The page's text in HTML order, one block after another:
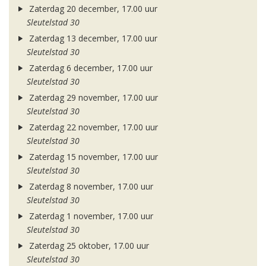
Zaterdag 20 december, 17.00 uur
Sleutelstad 30
Zaterdag 13 december, 17.00 uur
Sleutelstad 30
Zaterdag 6 december, 17.00 uur
Sleutelstad 30
Zaterdag 29 november, 17.00 uur
Sleutelstad 30
Zaterdag 22 november, 17.00 uur
Sleutelstad 30
Zaterdag 15 november, 17.00 uur
Sleutelstad 30
Zaterdag 8 november, 17.00 uur
Sleutelstad 30
Zaterdag 1 november, 17.00 uur
Sleutelstad 30
Zaterdag 25 oktober, 17.00 uur
Sleutelstad 30